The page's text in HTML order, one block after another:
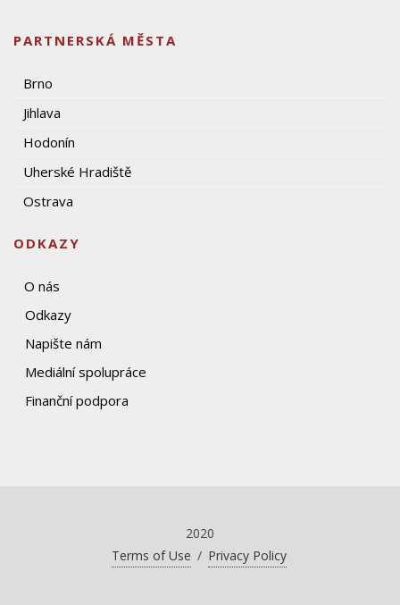
PARTNERSKÁ MĚSTA
Brno
Jihlava
Hodonín
Uherské Hradiště
Ostrava
ODKAZY
O nás
Odkazy
Napište nám
Mediální spolupráce
Finanční podpora
2020
Terms of Use / Privacy Policy